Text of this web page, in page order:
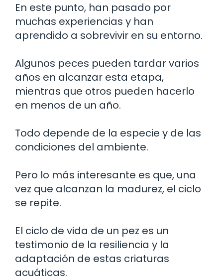
En este punto, han pasado por
muchas experiencias y han
aprendido a sobrevivir en su entorno.
Algunos peces pueden tardar varios
años en alcanzar esta etapa,
mientras que otros pueden hacerlo
en menos de un año.
Todo depende de la especie y de las
condiciones del ambiente.
Pero lo más interesante es que, una
vez que alcanzan la madurez, el ciclo
se repite.
El ciclo de vida de un pez es un
testimonio de la resiliencia y la
adaptación de estas criaturas
acuáticas.